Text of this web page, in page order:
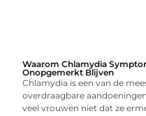
Waarom Chlamydia
Onopgemerkt Blijven
Chlamydia is een van de
overdraagbare
veel vrouwen niet dat ze